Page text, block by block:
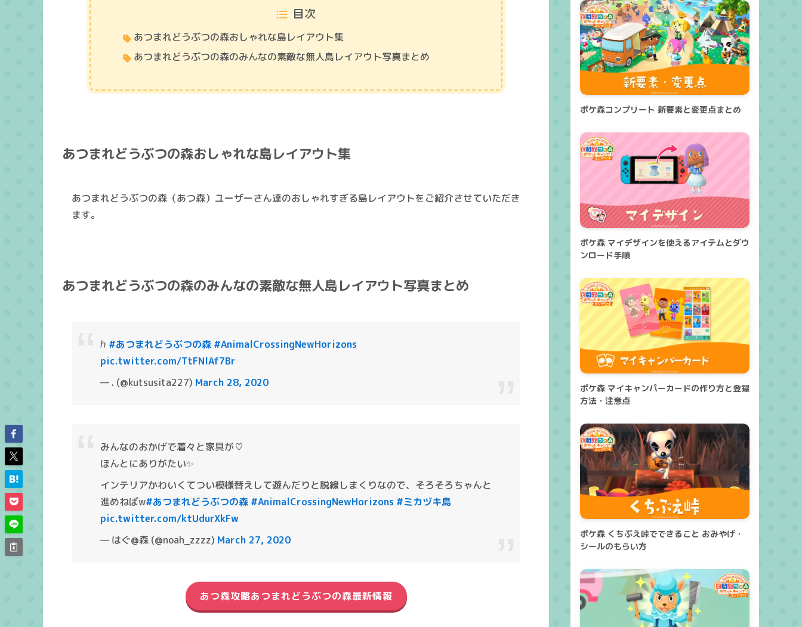
目次
あつまれどうぶつの森おしゃれな島レイアウト集
あつまれどうぶつの森のみんなの素敵な無人島レイアウト写真まとめ
あつまれどうぶつの森おしゃれな島レイアウト集
あつまれどうぶつの森（あつ森）ユーザーさん達のおしゃれすぎる島レイアウトをご紹介させていただき
ます。
あつまれどうぶつの森のみんなの素敵な無人島レイアウト写真まとめ
ℎ #あつまれどうぶつの森 #AnimalCrossingNewHorizons
pic.twitter.com/TtFNlAf7Br
— . (@kutsusita227) March 28, 2020
みんなのおかげで着々と家具が♡
ほんとにありがたい✨
インテリアかわいくてつい模様替えして遊んだりと脱線しまくりなので、そろそろちゃんと
進めねばw#あつまれどうぶつの森 #AnimalCrossingNewHorizons #ミカヅキ島
pic.twitter.com/ktUdurXkFw
— はぐ@森 (@noah_zzzz) March 27, 2020
あつ森攻略あつまれどうぶつの森最新情報
ポケ森コンプリート 新要素と変更点まとめ
ポケ森 マイデザインを使えるアイテムとダウ
ンロード手順
ポケ森 マイキャンパーカードの作り方と登録
方法・注意点
ポケ森 くちぶえ峠でできること おみやげ・
シールのもらい方